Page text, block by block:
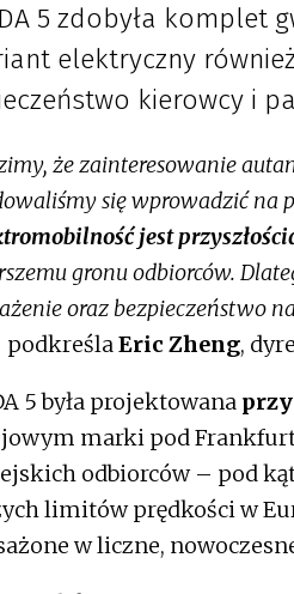
5 zdobyła komplet
elektryczny
kierowcy i
że zainteresowanie
się wprowadzić na
jest
gronu odbiorców.
oraz bezpieczeństwo
podkreślaEric Zheng,
5 była projektowana
marki pod
odbiorców – pod
limitów prędkości w
w liczne,